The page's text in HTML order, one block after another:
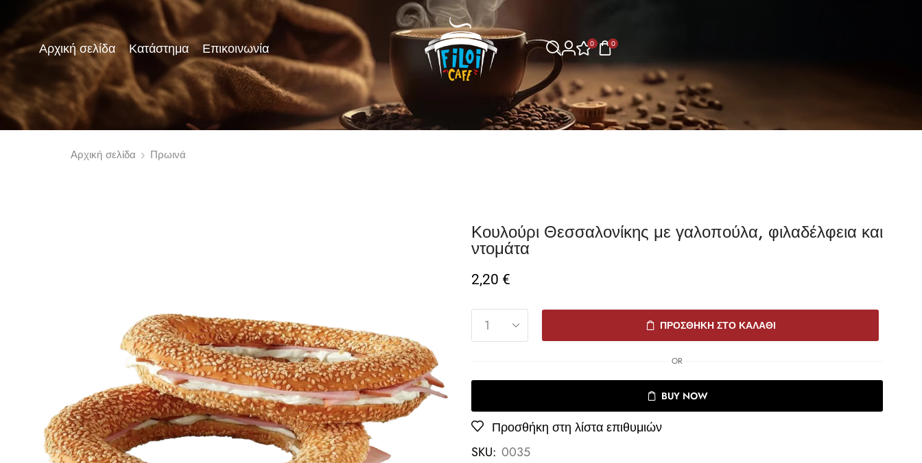
Αρχική σελίδα Κατάστημα Επικοινωνία 0 0
Αρχική σελίδα Πρωινά
Κουλούρι Θεσσαλονίκης με γαλοπούλα, φιλαδέλφεια και
ντομάτα
2,20 €
ΠΡΟΣΘΉΚΗ ΣΤΟ ΚΑΛΆΘΙ
OR
BUY NOW
Προσθήκη στη λίστα επιθυμιών
SKU: 0035